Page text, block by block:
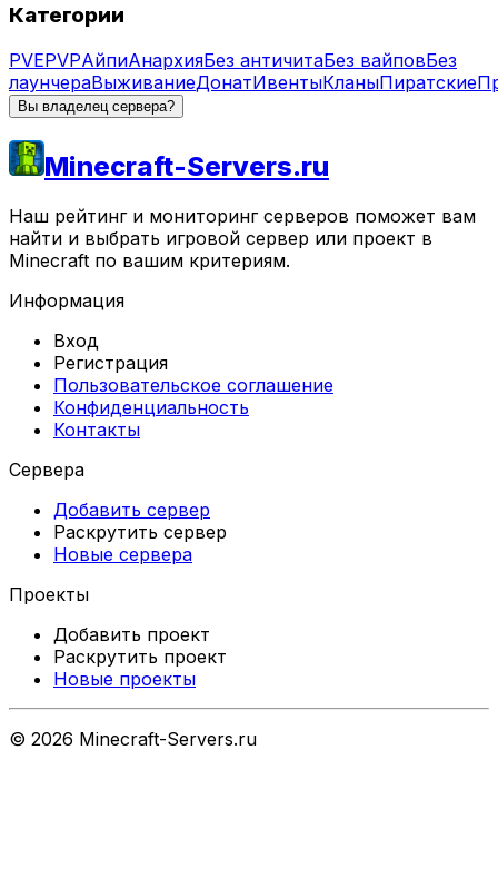
Категории
PVEPVPАйпиАнархияБез античитаБез вайповБез
лаунчераВыживаниеДонатИвентыКланыПиратские
Вы владелец сервера?
Minecraft-Servers.ru
Наш рейтинг и мониторинг серверов поможет вам
найти и выбрать игровой сервер или проект в
Minecraft по вашим критериям.
Информация
Вход
Регистрация
Пользовательское соглашение
Конфиденциальность
Контакты
Сервера
Добавить сервер
Раскрутить сервер
Новые сервера
Проекты
Добавить проект
Раскрутить проект
Новые проекты
© 2026 Minecraft-Servers.ru